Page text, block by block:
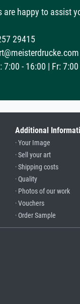
are happy to assist
29415
7:00 - 16:00 | Fr:
Additional
· Your Image
· Sell your art
· Shipping costs
· Quality
· Photos of our work
· Vouchers
· Order Sample